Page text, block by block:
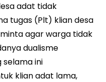
adat tidak
tugas (Plt) klian desa
agar warga tidak
dualisme
ini
klian adat lama,